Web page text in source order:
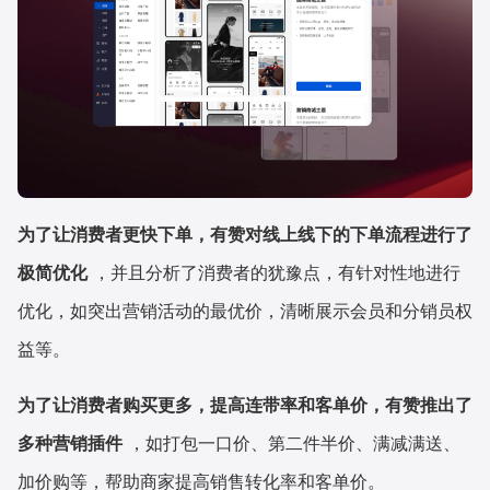
为了让消费者更快下单，有赞对线上线下的下单流程进行了
极简优化，并且分析了消费者的犹豫点，有针对性地进行
优化，如突出营销活动的最优价，清晰展示会员和分销员权
益等。
为了让消费者购买更多，提高连带率和客单价，有赞推出了
多种营销插件，如打包一口价、第二件半价、满减满送、
加价购等，帮助商家提高销售转化率和客单价。